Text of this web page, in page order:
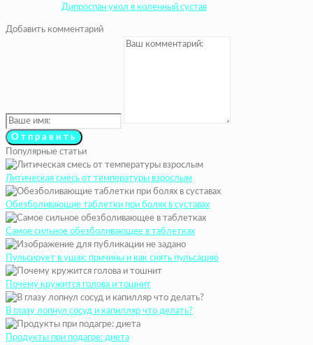
Дипроспан укол в коленный сустав
Добавить комментарий
Популярные статьи
Литическая смесь от температуры взрослым
Обезболивающие таблетки при болях в суставах
Самое сильное обезболивающее в таблетках
Пульсирует в ушах: причины и как снять пульсацию
Почему кружится голова и тошнит
В глазу лопнул сосуд и капилляр что делать?
Продукты при подагре: диета